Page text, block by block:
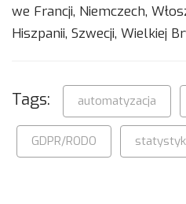
we Francji, Niemczech,
Hiszpanii, Szwecji, Wielkiej
Tags: automatyzacja
GDPR/RODO